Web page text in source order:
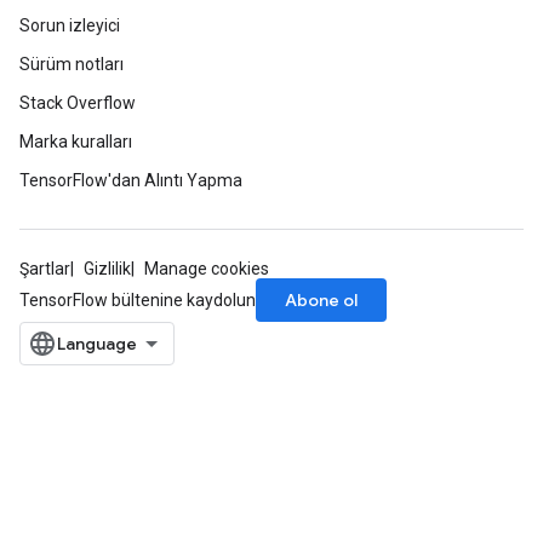
Sorun izleyici
Sürüm notları
Stack Overflow
Marka kuralları
TensorFlow'dan Alıntı Yapma
Şartlar Gizlilik
Manage cookies
TensorFlow bültenine kaydolun
Abone ol